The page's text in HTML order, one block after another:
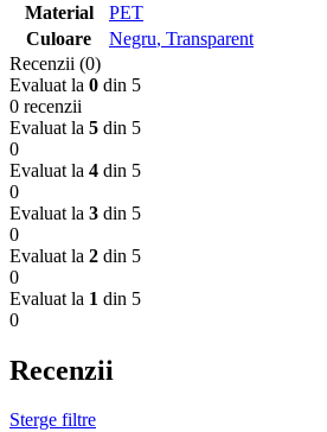
Material
PET
Culoare
Negru, Transparent
Recenzii (0)
Evaluat la 0 din 5
0 recenzii
Evaluat la 5 din 5
0
Evaluat la 4 din 5
0
Evaluat la 3 din 5
0
Evaluat la 2 din 5
0
Evaluat la 1 din 5
0
Recenzii
Sterge filtre